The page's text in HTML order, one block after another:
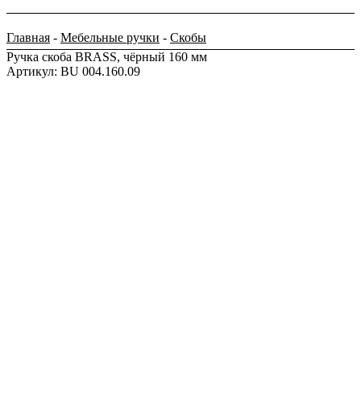
Главная - Мебельные ручки - Скобы
Ручка скоба BRASS, чёрный 160 мм
Артикул: BU 004.160.09